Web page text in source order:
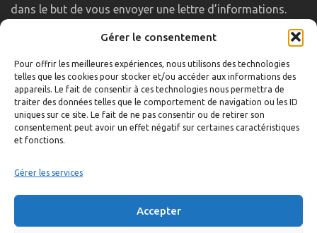
Gérer le consentement
Pour offrir les meilleures expériences, nous utilisons des technologies
telles que les cookies pour stocker et/ou accéder aux informations des
appareils. Le fait de consentir à ces technologies nous permettra de
traiter des données telles que le comportement de navigation ou les ID
uniques sur ce site. Le fait de ne pas consentir ou de retirer son
consentement peut avoir un effet négatif sur certaines caractéristiques
et fonctions.
Gérer les services
Accepter
dans le but de vous envoyer une lettre d’informations.
LIENS UTILES
Accueil
Formulaire de contact
Gambs TV
Mentions légales
Politique de confidentialité